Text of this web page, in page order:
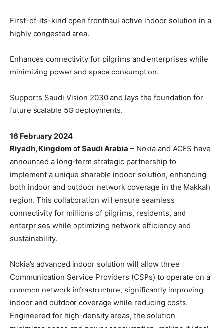
First-of-its-kind open fronthaul active indoor solution in a
highly congested area.
Enhances connectivity for pilgrims and enterprises while
minimizing power and space consumption.
Supports Saudi Vision 2030 and lays the foundation for
future scalable 5G deployments.
16 February 2024
Riyadh, Kingdom of Saudi Arabia – Nokia and ACES have
announced a long-term strategic partnership to
implement a unique sharable indoor solution, enhancing
both indoor and outdoor network coverage in the Makkah
region. This collaboration will ensure seamless
connectivity for millions of pilgrims, residents, and
enterprises while optimizing network efficiency and
sustainability.
Nokia’s advanced indoor solution will allow three
Communication Service Providers (CSPs) to operate on a
common network infrastructure, significantly improving
indoor and outdoor coverage while reducing costs.
Engineered for high-density areas, the solution